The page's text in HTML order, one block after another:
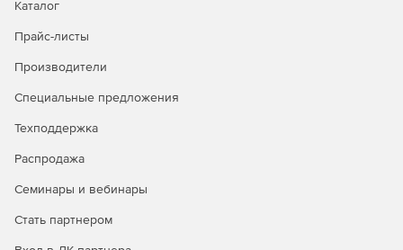
Каталог
Прайс-листы
Производители
Специальные предложения
Техподдержка
Распродажа
Семинары и вебинары
Стать партнером